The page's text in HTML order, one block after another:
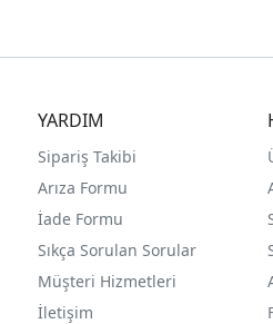
YARDIM
Sipariş Takibi
Arıza Formu
İade Formu
Sıkça Sorulan Sorular
Müşteri Hizmetleri
İletişim